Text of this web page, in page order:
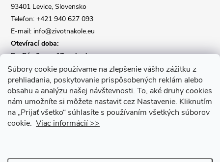
Súbory cookie používame na zlepšenie vášho zážitku z
prehliadania, poskytovanie prispôsobených reklám alebo
obsahu a analýzu našej návštevnosti. To, aké druhy cookies
nám umožníte si môžete nastaviť cez Nastavenie. Kliknutím
na „Prijať všetko“ súhlasíte s používaním všetkých súborov
cookie. Viac informácií >>
93401 Levice, Slovensko
Telefon: +421 940 627 093
E-mail: info@zivotnakole.eu
Otevírací doba:
Po-Pá : 9,oo - 17,oo hod
So : 9,oo - 12,oo | Ne : Zavřeno
Kontaktní formulář